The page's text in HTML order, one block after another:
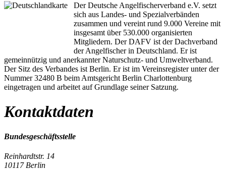
Der Deutsche Angelfischerverband e.V. setzt
sich aus Landes- und Spezialverbänden
zusammen und vereint rund 9.000 Vereine mit
insgesamt über 530.000 organisierten
Mitgliedern. Der DAFV ist der Dachverband
der Angelfischer in Deutschland. Er ist
gemeinnützig und anerkannter Naturschutz- und Umweltverband.
Der Sitz des Verbandes ist Berlin. Er ist im Vereinsregister unter der
Nummer 32480 B beim Amtsgericht Berlin Charlottenburg
eingetragen und arbeitet auf Grundlage seiner Satzung.
Kontaktdaten
Bundesgeschäftsstelle
Reinhardtstr. 14
10117 Berlin